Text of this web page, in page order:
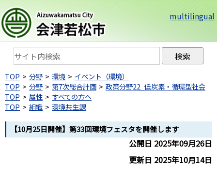
multilingual
TOP 分野 環境
イベント（環境）
TOP
分野 第7次総合計画
政策分野22_低炭素・循環型社会
TOP
属性
すべての方へ
TOP
組織 環境共生課
【10月25日開催】第33回環境フェスタを開催します
公開日 2025年09月26日
更新日 2025年10月14日